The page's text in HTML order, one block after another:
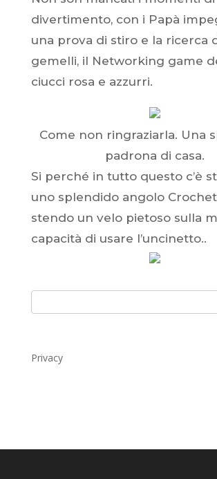
divertimento, con i Papà
una prova di stiro e la ricerca
gemelli, il Networking game
ciucci rosa e azzurri.
Come non ringraziarla. Una
padrona di casa.
Si perché in tutto questo c’è
uno splendido angolo
stendo un velo pietoso sulla
capacità di usare l’uncinetto..
Privacy